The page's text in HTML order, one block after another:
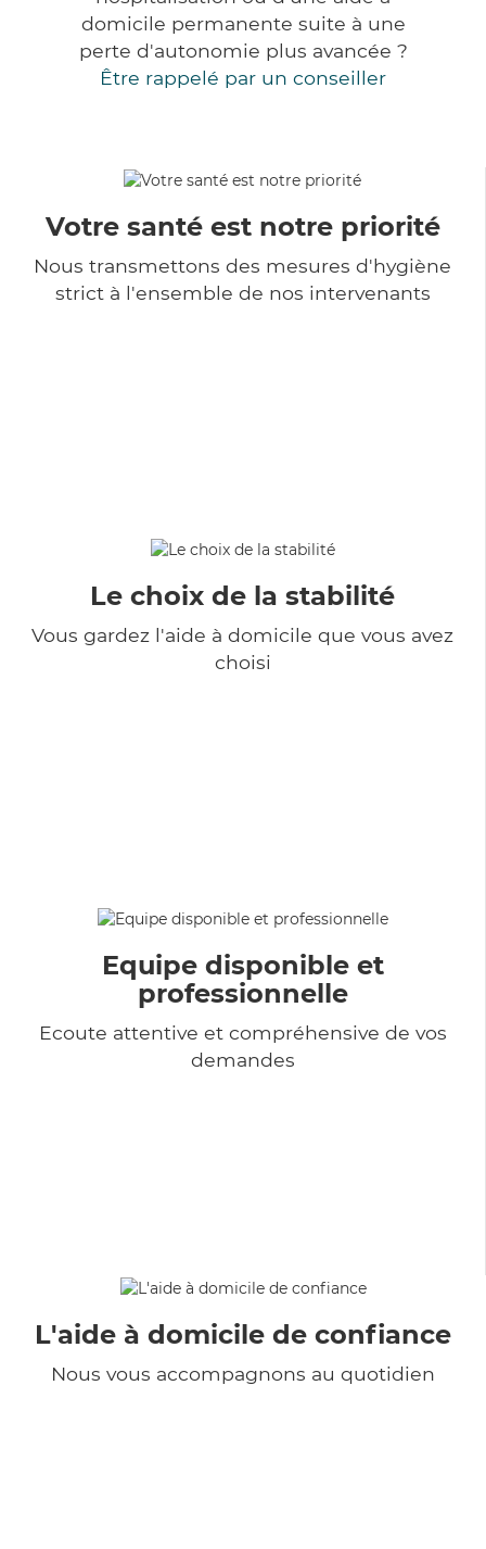
domicile permanente suite à une
perte d'autonomie plus avancée ?
Être rappelé par un conseiller
Votre santé est notre priorité
Nous transmettons des mesures d'hygiène
strict à l'ensemble de nos intervenants
Le choix de la stabilité
Vous gardez l'aide à domicile que vous avez
choisi
Equipe disponible et
professionnelle
Ecoute attentive et compréhensive de vos
demandes
L'aide à domicile de confiance
Nous vous accompagnons au quotidien